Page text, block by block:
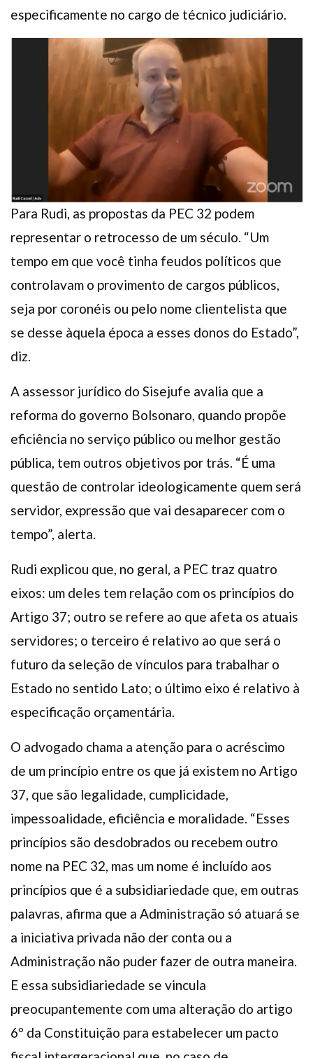
especificamente no cargo de técnico judiciário.
Para Rudi, as propostas da PEC 32 podem
representar o retrocesso de um século. “Um
tempo em que você tinha feudos políticos que
controlavam o provimento de cargos públicos,
seja por coronéis ou pelo nome clientelista que
se desse àquela época a esses donos do Estado”,
diz.
A assessor jurídico do Sisejufe avalia que a
reforma do governo Bolsonaro, quando propõe
eficiência no serviço público ou melhor gestão
pública, tem outros objetivos por trás. “É uma
questão de controlar ideologicamente quem será
servidor, expressão que vai desaparecer com o
tempo”, alerta.
Rudi explicou que, no geral, a PEC traz quatro
eixos: um deles tem relação com os princípios do
Artigo 37; outro se refere ao que afeta os atuais
servidores; o terceiro é relativo ao que será o
futuro da seleção de vínculos para trabalhar o
Estado no sentido Lato; o último eixo é relativo à
especificação orçamentária.
O advogado chama a atenção para o acréscimo
de um princípio entre os que já existem no Artigo
37, que são legalidade, cumplicidade,
impessoalidade, eficiência e moralidade. “Esses
princípios são desdobrados ou recebem outro
nome na PEC 32, mas um nome é incluído aos
princípios que é a subsidiariedade que, em outras
palavras, afirma que a Administração só atuará se
a iniciativa privada não der conta ou a
Administração não puder fazer de outra maneira.
E essa subsidiariedade se vincula
preocupantemente com uma alteração do artigo
6º da Constituição para estabelecer um pacto